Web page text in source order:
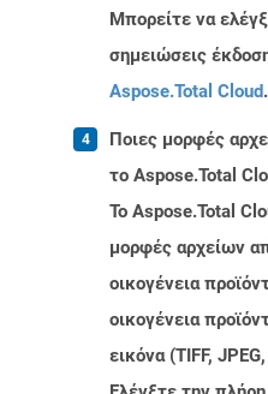
Μπορείτε να
σημειώσεις
Aspose.Total Cloud.
Ποιες μορφές
το Aspose.Total
Το Aspose.Total
μορφές αρχείων
οικογένεια
οικογένεια
εικόνα (TIFF,